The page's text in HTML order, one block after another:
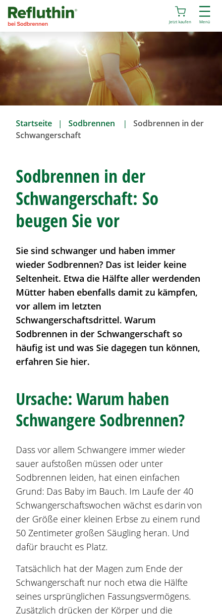
r
e
k
m
Jetzt kaufen Menü
Startseite Sodbrennen Sodbrennen in der
Schwangerschaft
Sodbrennen in der
Schwangerschaft: So
beugen Sie vor
Sie sind schwanger und haben immer
wieder Sodbrennen? Das ist leider keine
Seltenheit. Etwa die Hälfte aller werdenden
Mütter haben ebenfalls damit zu kämpfen,
vor allem im letzten
Schwangerschaftsdrittel. Warum
Sodbrennen in der Schwangerschaft so
häufig ist und was Sie dagegen tun können,
erfahren Sie hier.
Ursache: Warum haben
Schwangere Sodbrennen?
Dass vor allem Schwangere immer wieder
sauer aufstoßen müssen oder unter
Sodbrennen leiden, hat einen einfachen
Grund: Das Baby im Bauch. Im Laufe der 40
Schwangerschaftswochen wächst es darin von
der Größe einer kleinen Erbse zu einem rund
50 Zentimeter großen Säugling heran. Und
dafür braucht es Platz.
Tatsächlich hat der Magen zum Ende der
Schwangerschaft nur noch etwa die Hälfte
seines ursprünglichen Fassungsvermögens.
Zusätzlich drücken der Körper und die